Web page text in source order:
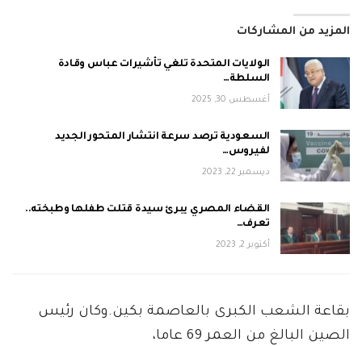
المزيد من المشاركات
الولايات المتحدة تلغي تأشيرات عباس وقادة
السلطة…
أغسطس 30, 2025
السعودية ترصد سرعة انتشار المتحور الجديد
لفيروس…
ديسمبر 22, 2023
القضاء المصري يبرئ سيدة قتلت طفلها وطبخته..
تعرف…
أكتوبر 2, 2023
بقاعة الشعب الكبرى بالعاصمة بكين.وكان رئيس
الصين البالغ من العمر 69 عاما،